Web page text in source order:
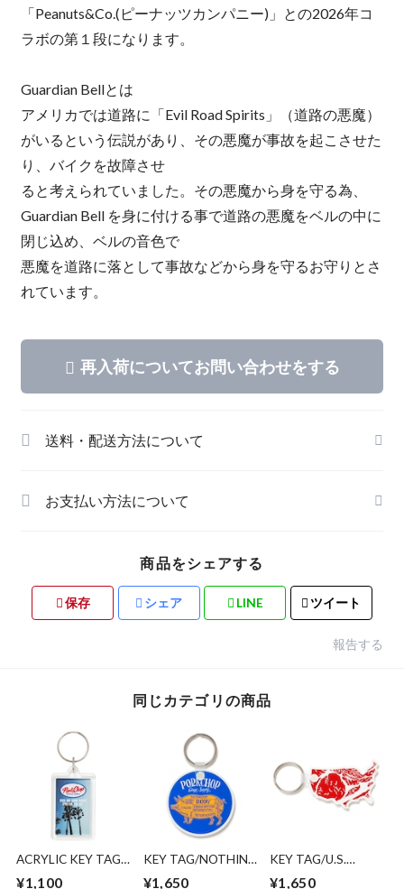
「Peanuts&Co.(ピーナッツカンパニー)」との2026年コ
ラボの第１段になります。
Guardian Bellとは
アメリカでは道路に「Evil Road Spirits」（道路の悪魔）
がいるという伝説があり、その悪魔が事故を起こさせた
り、バイクを故障させ
ると考えられていました。その悪魔から身を守る為、
Guardian Bell を身に付ける事で道路の悪魔をベルの中に
閉じ込め、ベルの音色で
悪魔を道路に落として事故などから身を守るお守りとさ
れています。
再入荷についてお問い合わせをする
送料・配送方法について
お支払い方法について
商品をシェアする
保存 シェア LINE ツイート
報告する
同じカテゴリの商品
ACRYLIC KEY TAG
¥1,100
KEY TAG/NOTHING
¥1,650
KEY TAG/U.S.
¥1,650